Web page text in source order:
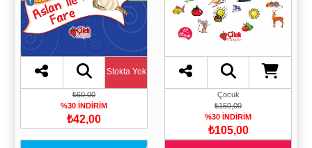
Stokta Yok
₺60,00
%30 İNDİRİM
₺42,00
Çocuk
₺150,00
%30 İNDİRİM
₺105,00